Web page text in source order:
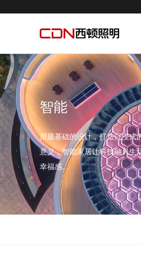
智能
用最基础的设计，打造沉浸式
意义，智能家居让科技融入生
幸福感。